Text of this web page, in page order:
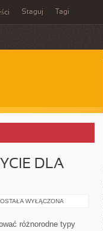
Staguj Tagi
DLA
WYŁĄCZONA
różnorodne typy